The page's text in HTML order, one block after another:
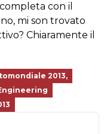
con il
mi son trovato
Chiaramente il
2013,